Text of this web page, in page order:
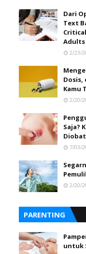
Dari
Text
Adults
2/23/
Dosis,
Kamu
2/20/
Saja?
7/03/
2/20/
PARENTING
untuk